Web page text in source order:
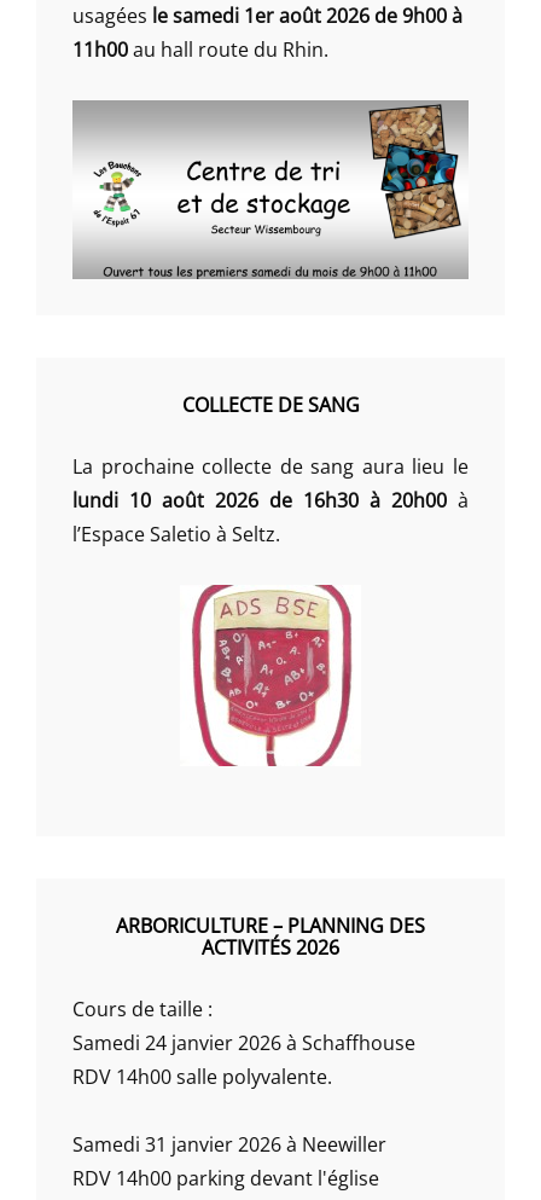
usagées le samedi 1er août 2026 de 9h00 à
11h00au hall route du Rhin.
COLLECTE DE SANG
La prochaine collecte de sang aura lieu le
lundi 10 août 2026 de 16h30 à 20h00 à
l’Espace Saletio à Seltz.
ARBORICULTURE – PLANNING DES
ACTIVITÉS 2026
Cours de taille :
Samedi 24 janvier 2026 à Schaffhouse
RDV 14h00 salle polyvalente.
Samedi 31 janvier 2026 à Neewiller
RDV 14h00 parking devant l'église